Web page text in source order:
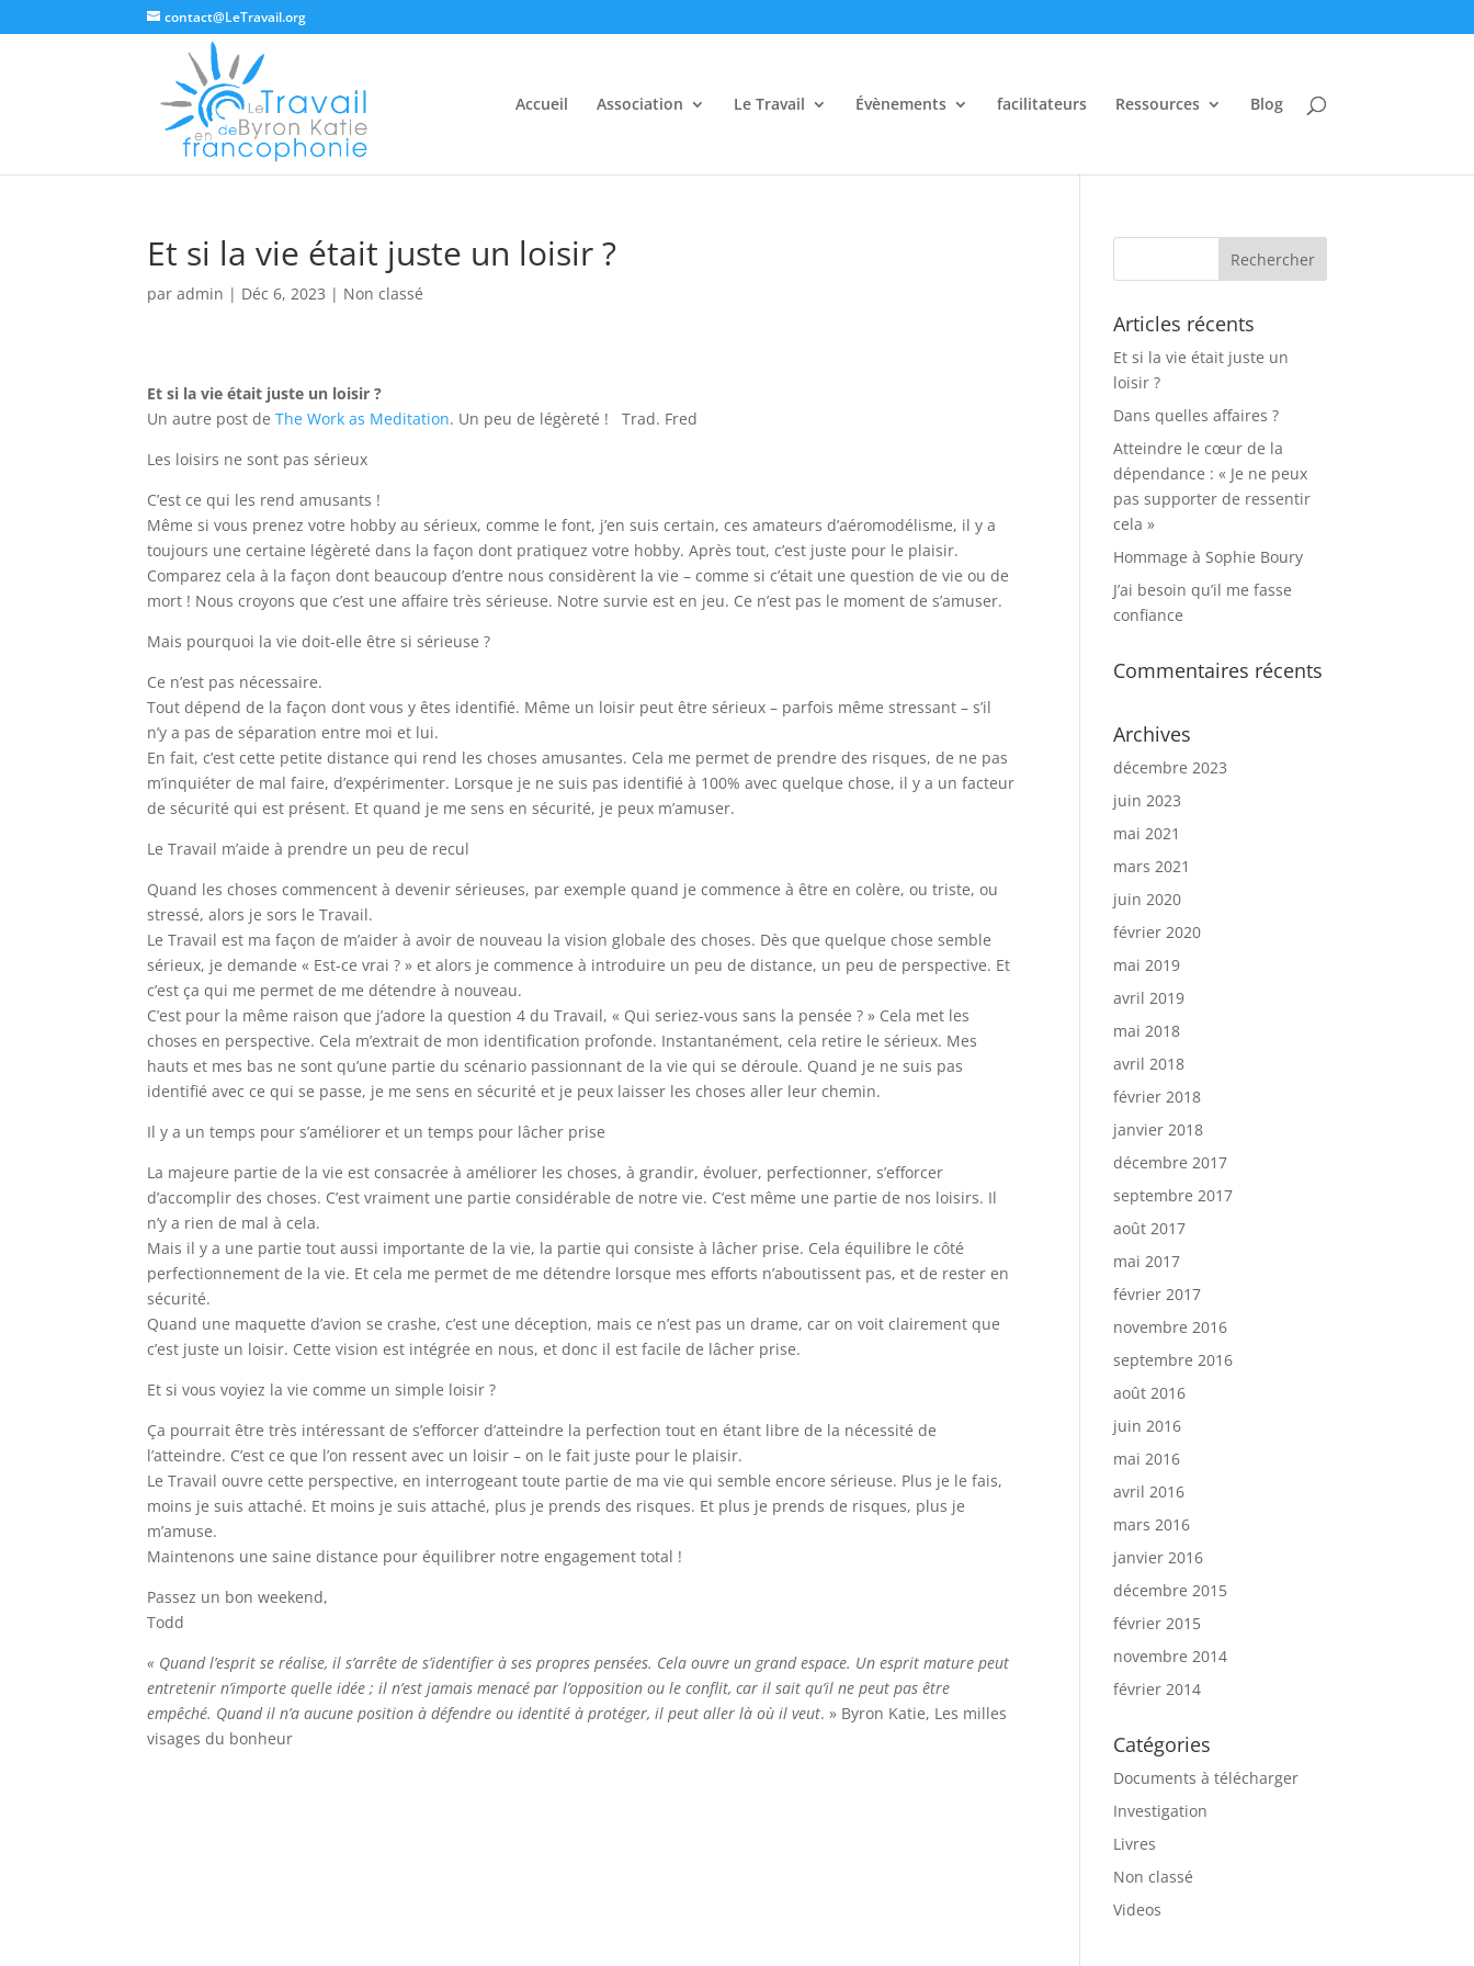
contact@LeTravail.org
Accueil Association Le Travail Évènements facilitateurs Ressources Blog
Et si la vie était juste un loisir ?
paradmin | Déc 6, 2023 | Non classé
Et si la vie était juste un loisir ?
Un autre post deThe Work as Meditation. Un peu de légèreté ! Trad. Fred
Les loisirs ne sont pas sérieux
C’est ce qui les rend amusants !
Même si vous prenez votre hobby au sérieux, comme le font, j’en suis certain, ces amateurs d’aéromodélisme, il y a
toujours une certaine légèreté dans la façon dont pratiquez votre hobby. Après tout, c’est juste pour le plaisir.
Comparez cela à la façon dont beaucoup d’entre nous considèrent la vie – comme si c’était une question de vie ou de
mort ! Nous croyons que c’est une affaire très sérieuse. Notre survie est en jeu. Ce n’est pas le moment de s’amuser.
Mais pourquoi la vie doit-elle être si sérieuse ?
Ce n’est pas nécessaire.
Tout dépend de la façon dont vous y êtes identifié. Même un loisir peut être sérieux – parfois même stressant – s’il
n’y a pas de séparation entre moi et lui.
En fait, c’est cette petite distance qui rend les choses amusantes. Cela me permet de prendre des risques, de ne pas
m’inquiéter de mal faire, d’expérimenter. Lorsque je ne suis pas identifié à 100% avec quelque chose, il y a un facteur
de sécurité qui est présent. Et quand je me sens en sécurité, je peux m’amuser.
Le Travail m’aide à prendre un peu de recul
Quand les choses commencent à devenir sérieuses, par exemple quand je commence à être en colère, ou triste, ou
stressé, alors je sors le Travail.
Le Travail est ma façon de m’aider à avoir de nouveau la vision globale des choses. Dès que quelque chose semble
sérieux, je demande « Est-ce vrai ? » et alors je commence à introduire un peu de distance, un peu de perspective. Et
c’est ça qui me permet de me détendre à nouveau.
C’est pour la même raison que j’adore la question 4 du Travail, « Qui seriez-vous sans la pensée ? » Cela met les
choses en perspective. Cela m’extrait de mon identification profonde. Instantanément, cela retire le sérieux. Mes
hauts et mes bas ne sont qu’une partie du scénario passionnant de la vie qui se déroule. Quand je ne suis pas
identifié avec ce qui se passe, je me sens en sécurité et je peux laisser les choses aller leur chemin.
Il y a un temps pour s’améliorer et un temps pour lâcher prise
La majeure partie de la vie est consacrée à améliorer les choses, à grandir, évoluer, perfectionner, s’efforcer
d’accomplir des choses. C’est vraiment une partie considérable de notre vie. C’est même une partie de nos loisirs. Il
n’y a rien de mal à cela.
Mais il y a une partie tout aussi importante de la vie, la partie qui consiste à lâcher prise. Cela équilibre le côté
perfectionnement de la vie. Et cela me permet de me détendre lorsque mes efforts n’aboutissent pas, et de rester en
sécurité.
Quand une maquette d’avion se crashe, c’est une déception, mais ce n’est pas un drame, car on voit clairement que
c’est juste un loisir. Cette vision est intégrée en nous, et donc il est facile de lâcher prise.
Et si vous voyiez la vie comme un simple loisir ?
Ça pourrait être très intéressant de s’efforcer d’atteindre la perfection tout en étant libre de la nécessité de
l’atteindre. C’est ce que l’on ressent avec un loisir – on le fait juste pour le plaisir.
Le Travail ouvre cette perspective, en interrogeant toute partie de ma vie qui semble encore sérieuse. Plus je le fais,
moins je suis attaché. Et moins je suis attaché, plus je prends des risques. Et plus je prends de risques, plus je
m’amuse.
Maintenons une saine distance pour équilibrer notre engagement total !
Passez un bon weekend,
Todd
« Quand l’esprit se réalise, il s’arrête de s’identifier à ses propres pensées. Cela ouvre un grand espace. Un esprit mature peut
entretenir n’importe quelle idée ; il n’est jamais menacé par l’opposition ou le conflit, car il sait qu’il ne peut pas être
empêché. Quand il n’a aucune position à défendre ou identité à protéger, il peut aller là où il veut. » Byron Katie, Les milles
visages du bonheur
Articles récents
Et si la vie était juste un
loisir ?
Dans quelles affaires ?
Atteindre le cœur de la
dépendance : « Je ne peux
pas supporter de ressentir
cela »
Hommage à Sophie Boury
J’ai besoin qu’il me fasse
confiance
Commentaires récents
Archives
décembre 2023
juin 2023
mai 2021
mars 2021
juin 2020
février 2020
mai 2019
avril 2019
mai 2018
avril 2018
février 2018
janvier 2018
décembre 2017
septembre 2017
août 2017
mai 2017
février 2017
novembre 2016
septembre 2016
août 2016
juin 2016
mai 2016
avril 2016
mars 2016
janvier 2016
décembre 2015
février 2015
novembre 2014
février 2014
Catégories
Documents à télécharger
Investigation
Livres
Non classé
Videos